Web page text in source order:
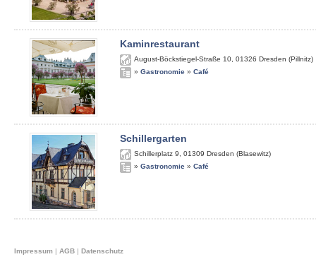
Kaminrestaurant
August-Böckstiegel-Straße 10 01326 Dresden (Pillnitz)
» Gastronomie » Café
Schillergarten
Schillerplatz 9 01309 Dresden (Blasewitz)
» Gastronomie » Café
Impressum | AGB | Datenschutz